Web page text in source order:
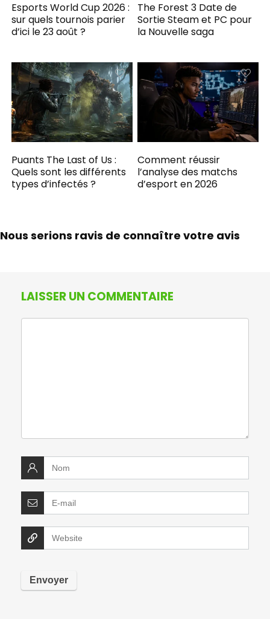
Esports World Cup 2026 :
sur quels tournois parier
d’ici le 23 août ?
The Forest 3 Date de
Sortie Steam et PC pour
la Nouvelle saga
Puants The Last of Us :
Quels sont les différents
types d’infectés ?
Comment réussir
l’analyse des matchs
d’esport en 2026
Nous serions ravis de connaître votre avis
LAISSER UN COMMENTAIRE